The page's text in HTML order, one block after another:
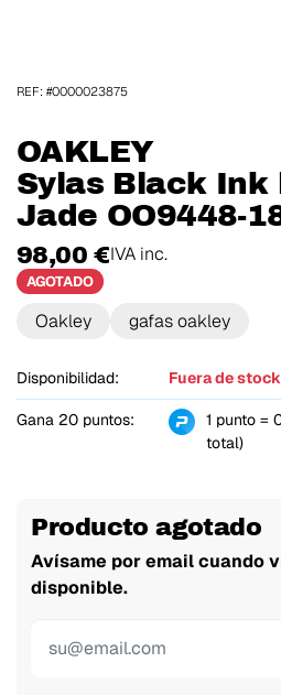
OAKLEY
Sylas Black Ink
Jade OO9448-
98,00 €IVA inc.
AGOTADO
Oakley gafas oakley
Disponibilidad: Fuera de stock
Gana 20 puntos:
1 punto =
total)
Producto agotado
Avísame por email cuando
disponible.
REF: #0000023875